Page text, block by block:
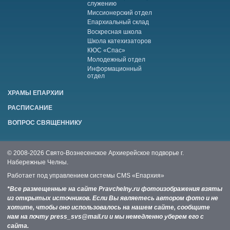
служению
Миссионерский отдел
Епархиальный склад
Воскресная школа
Школа катехизаторов
КЮС «Спас»
Молодежный отдел
Информационный
отдел
ХРАМЫ ЕПАРХИИ
РАСПИСАНИЕ
ВОПРОС СВЯЩЕННИКУ
© 2008-2026 Свято-Вознесенское Архиерейское подворье г.
Набережные Челны.
Работает под управлением системы CMS «Епархия»
*Все размещенные на сайте Pravchelny.ru фотоизображения взяты
из открытых источников. Если Вы являетесь автором фото и не
хотите, чтобы оно использовалось на нашем сайте, сообщите
нам на почту press_svs@mail.ru и мы немедленно уберем его с
сайта.